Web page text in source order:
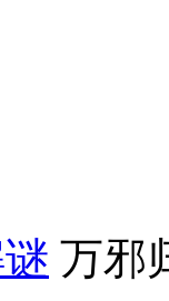
万邪